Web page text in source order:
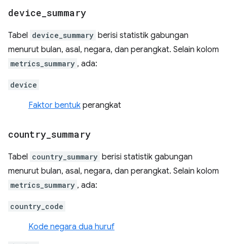
device summary
Tabel device_summary berisi statistik gabungan
menurut bulan, asal, negara, dan perangkat. Selain kolom
metrics_summary , ada:
device
Faktor bentuk perangkat
country summary
Tabel country_summary berisi statistik gabungan
menurut bulan, asal, negara, dan perangkat. Selain kolom
metrics_summary , ada:
country_code
Kode negara dua huruf